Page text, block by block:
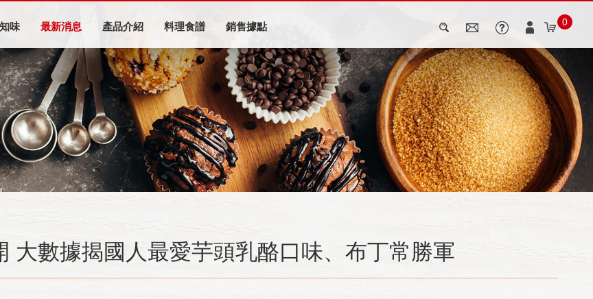
味 最新消息 產品介紹 料理食譜 銷售據點 0
大數據揭國人最愛芋頭乳酪口味、布丁常勝軍